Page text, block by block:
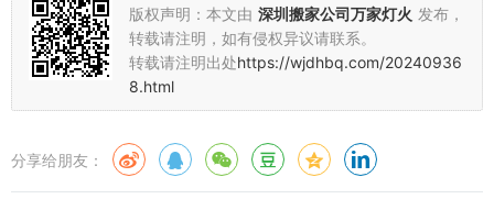
版权声明：本文由 深圳搬家公司万家灯火 发布，
转载请注明，如有侵权异议请联系。
转载请注明出处https://wjdhbq.com/20240936
8.html
分享给朋友：